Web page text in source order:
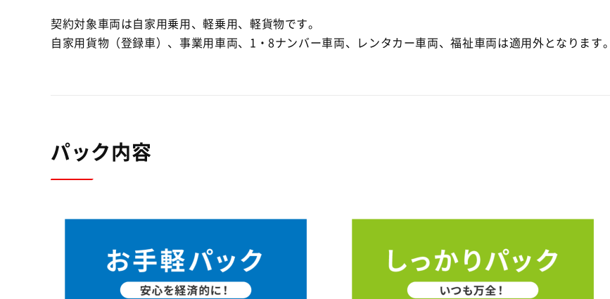
契約対象車両は自家用乗用、軽乗用、軽貨物です。
自家用貨物（登録車）、事業用車両、1・8ナンバー車両、レンタカー車両、福祉車両は適用外となります。
パック内容